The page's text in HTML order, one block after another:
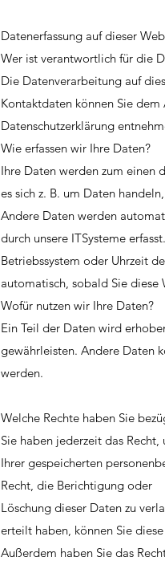
Datenerfassung auf dieser
Wer ist verantwortlich für die
Die Datenverarbeitung auf
Kontaktdaten können Sie
Datenschutzerklärung
Wie erfassen wir Ihre Daten?
Ihre Daten werden zum einen
es sich z. B. um Daten
Andere Daten werden
durch unsere ITSysteme
Betriebssystem oder Uhrzeit
automatisch, sobald Sie diese
Wofür nutzen wir Ihre Daten?
Ein Teil der Daten wird
gewährleisten. Andere Daten
werden.
Welche Rechte haben Sie
Sie haben jederzeit das
Ihrer gespeicherten
Recht, die Berichtigung oder
Löschung dieser Daten zu
erteilt haben, können Sie
Außerdem haben Sie das